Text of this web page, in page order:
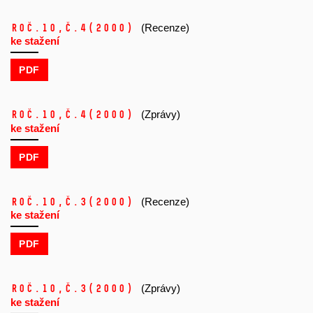
Roč.10, č.4 (2000)
(Recenze)
ke stažení
PDF
Roč.10, č.4 (2000)
(Zprávy)
ke stažení
PDF
Roč.10, č.3 (2000)
(Recenze)
ke stažení
PDF
Roč.10, č.3 (2000)
(Zprávy)
ke stažení